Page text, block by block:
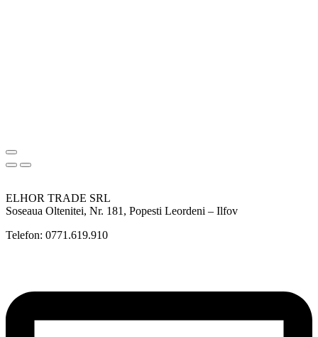
ELHOR TRADE SRL
Soseaua Oltenitei, Nr. 181, Popesti Leordeni – Ilfov
Telefon: 0771.619.910